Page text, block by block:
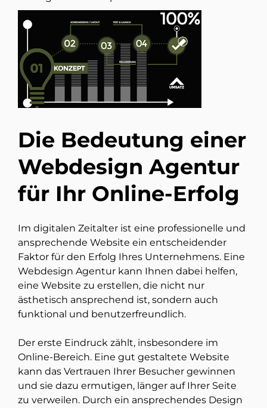
Die Bedeutung einer
Webdesign Agentur
für Ihr Online-Erfolg
Im digitalen Zeitalter ist eine professionelle und
ansprechende Website ein entscheidender
Faktor für den Erfolg Ihres Unternehmens. Eine
Webdesign Agentur kann Ihnen dabei helfen,
eine Website zu erstellen, die nicht nur
ästhetisch ansprechend ist, sondern auch
funktional und benutzerfreundlich.
Der erste Eindruck zählt, insbesondere im
Online-Bereich. Eine gut gestaltete Website
kann das Vertrauen Ihrer Besucher gewinnen
und sie dazu ermutigen, länger auf Ihrer Seite
zu verweilen. Durch ein ansprechendes Design